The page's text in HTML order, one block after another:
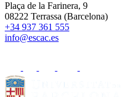
Plaça de la Farinera, 9
08222 Terrassa (Barcelona)
+34 937 361 555
info@escac.es